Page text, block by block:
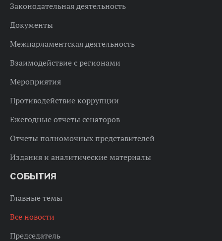
Законодательная деятельность
Документы
Межпарламентская деятельность
Взаимодействие с регионами
Мероприятия
Противодействие коррупции
Ежегодные отчеты сенаторов
Отчеты полномочных представителей
Издания и аналитические материалы
СОБЫТИЯ
Главные темы
Все новости
Председатель